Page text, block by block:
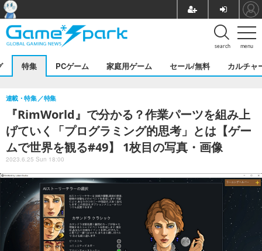
menu
search
特集 PCゲーム 家庭用ゲーム セール/無料 カルチャ
『RimWorld』で分かる？作業パーツを組み上
げていく「プログラミング的思考」とは【ゲー
ムで世界を観る#49】 1枚目の写真・画像
連載・特集 特集
2023.6.25 Sun 18:00